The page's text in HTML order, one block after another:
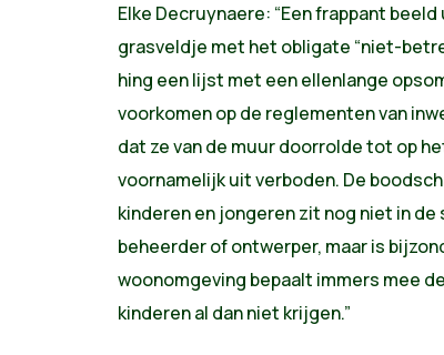
Elke Decruynaere: “Een frappant
grasveldje met het obligate “niet-
hing een lijst met een ellenlange
voorkomen op de reglementen van
dat ze van de muur doorrolde tot op
voornamelijk uit verboden. De
kinderen en jongeren zit nog niet in de
beheerder of ontwerper, maar is
woonomgeving bepaalt immers mee
kinderen al dan niet krijgen.”